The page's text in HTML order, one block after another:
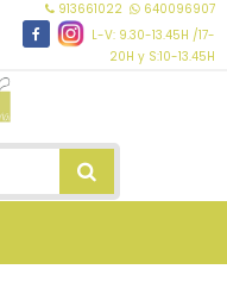
913661022
640096907
L-V: 9.30-13.45H /17-
20H y S:10-13.45H